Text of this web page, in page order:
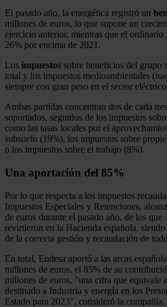
El pasado año, la energética registró un
millones de euros, lo que supone un
ejercicio anterior, mientras que el
26% por encima de 2021.
Los impuestos sobre beneficios del grupo
total y los impuestos medioambientales
siempre con gran peso en el sector
Ambas partidas concentran dos de cada
soportados, seguidos de los impuestos
como las tasas locales por el
subsuelo (19%), los impuestos sobre
o los impuestos sobre el trabajo (8%).
Una aportación del 85%
Por lo que respecta a los impuestos
Impuestos Especiales y Retenciones,
de euros durante el pasado año, de los
revirtieron en la Hacienda española,
de la correcta gestión y recaudación de
En total, Endesa aportó a las arcas
millones de euros, el 85% de su
millones de euros, "una cifra que equivale
destinado a Industria y energía en los
Estado para 2023", consideró la